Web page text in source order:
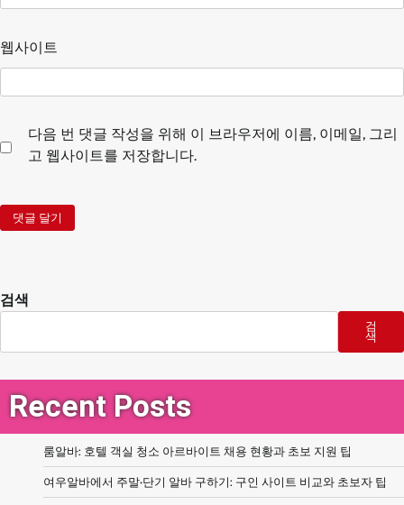
웹사이트
다음 번 댓글 작성을 위해 이 브라우저에 이름, 이메일, 그리
고 웹사이트를 저장합니다.
검색
검
색
Recent Posts
룸알바: 호텔 객실 청소 아르바이트 채용 현황과 초보 지원 팁
여우알바에서 주말·단기 알바 구하기: 구인 사이트 비교와 초보자 팁